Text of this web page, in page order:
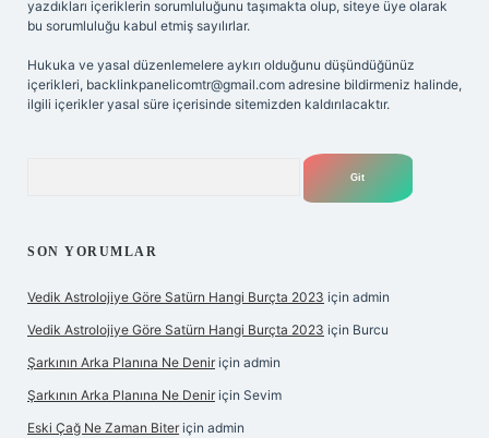
yazdıkları içeriklerin sorumluluğunu taşımakta olup, siteye üye olarak
bu sorumluluğu kabul etmiş sayılırlar.
Hukuka ve yasal düzenlemelere aykırı olduğunu düşündüğünüz
içerikleri, backlinkpanelicomtr@gmail.com adresine bildirmeniz halinde,
ilgili içerikler yasal süre içerisinde sitemizden kaldırılacaktır.
SON YORUMLAR
Vedik Astrolojiye Göre Satürn Hangi Burçta 2023 için admin
Vedik Astrolojiye Göre Satürn Hangi Burçta 2023 için Burcu
Şarkının Arka Planına Ne Denir için admin
Şarkının Arka Planına Ne Denir için Sevim
Eski Çağ Ne Zaman Biter için admin